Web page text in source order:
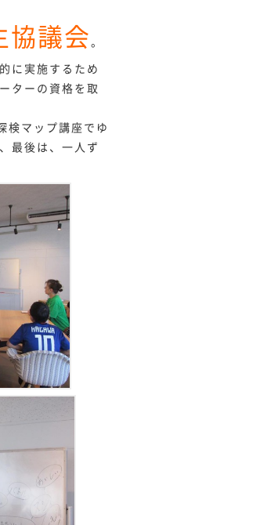
協議会。
に実施するため
ターの資格を取
検マップ講座でゆ
最後は、一人ず